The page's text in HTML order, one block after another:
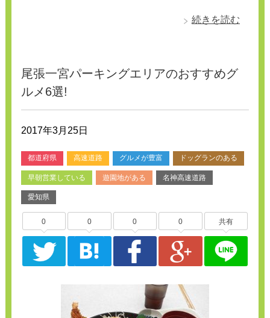
続きを読む
尾張一宮パーキングエリアのおすすめグ
ルメ6選!
2017年3月25日
都道府県 高速道路 グルメが豊富 ドッグランのある
早朝営業している 遊園地がある 名神高速道路
愛知県
0 0 0 0 共有